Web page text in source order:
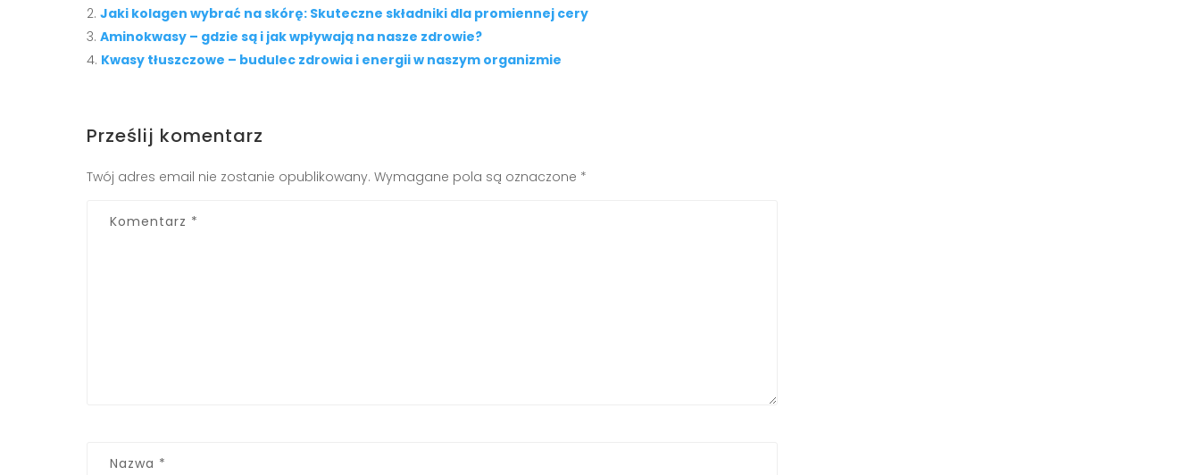
Jaki kolagen wybrać na skórę: Skuteczne składniki dla promiennej cery
Aminokwasy – gdzie są i jak wpływają na nasze zdrowie?
Kwasy tłuszczowe – budulec zdrowia i energii w naszym organizmie
Prześlij komentarz
Twój adres email nie zostanie opublikowany. Wymagane pola są oznaczone *